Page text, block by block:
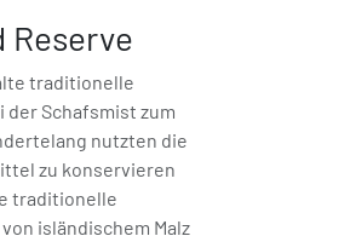
Reserve
traditionelle
Schafsmist zum
nutzten die
zu konservieren
traditionelle
isländischem Malz